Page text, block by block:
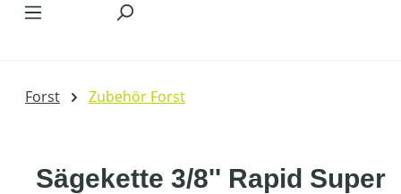
Forst Zubehör Forst
Sägekette 3/8'' Rapid Super